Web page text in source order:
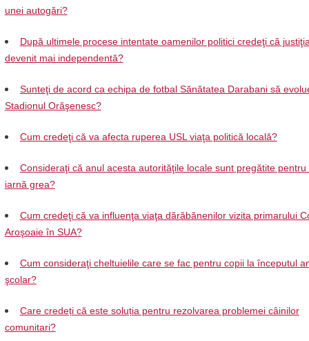
unei autogări?
După ultimele procese intentate oamenilor politici credeţi că
devenit mai independentă?
Sunteţi de acord ca echipa de fotbal Sănătatea Darabani să
Stadionul Orăşenesc?
Cum credeţi că va afecta ruperea USL viaţa politică locală?
Consideraţi că anul acesta autorităţile locale sunt pregătite pentru
iarnă grea?
Cum credeţi că va influenţa viaţa dărăbănenilor vizita primarului
Aroşoaie în SUA?
Cum consideraţi cheltuielile care se fac pentru copii la începutul
şcolar?
Care credeți că este soluția pentru rezolvarea problemei câinilor
comunitari?